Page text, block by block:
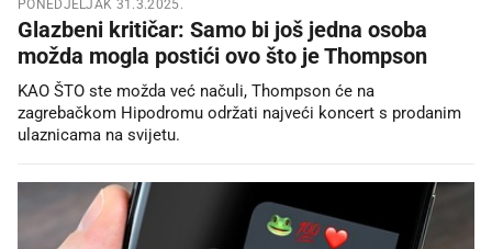
PONEDJELJAK 31.3.2025.
Glazbeni kritičar: Samo bi još jedna osoba
možda mogla postići ovo što je Thompson
KAO ŠTO ste možda već načuli, Thompson će na
zagrebačkom Hipodromu održati najveći koncert s prodanim
ulaznicama na svijetu.